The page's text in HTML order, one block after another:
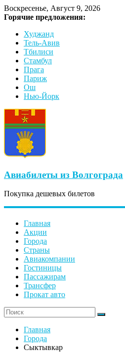
Воскресенье, Август 9, 2026
Горячие предложения:
Худжанд
Тель-Авив
Тбилиси
Стамбул
Прага
Париж
Ош
Нью-Йорк
Авиабилеты из Волгограда
Покупка дешевых билетов
Главная
Акции
Города
Страны
Авиакомпании
Гостиницы
Пассажирам
Трансфер
Прокат авто
Главная
Города
Сыктывкар